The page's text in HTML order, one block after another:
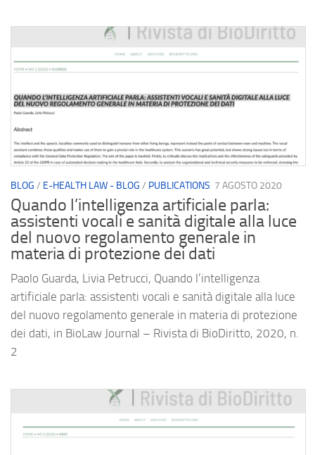
BLOG / E-HEALTH LAW - BLOG / PUBLICATIONS 7 AGOSTO 2020
Quando l’intelligenza artificiale parla:
assistenti vocali e sanità digitale alla luce
del nuovo regolamento generale in
materia di protezione dei dati
Paolo Guarda, Livia Petrucci, Quando l’intelligenza
artificiale parla: assistenti vocali e sanità digitale alla luce
del nuovo regolamento generale in materia di protezione
dei dati, in BioLaw Journal – Rivista di BioDiritto, 2020, n.
2